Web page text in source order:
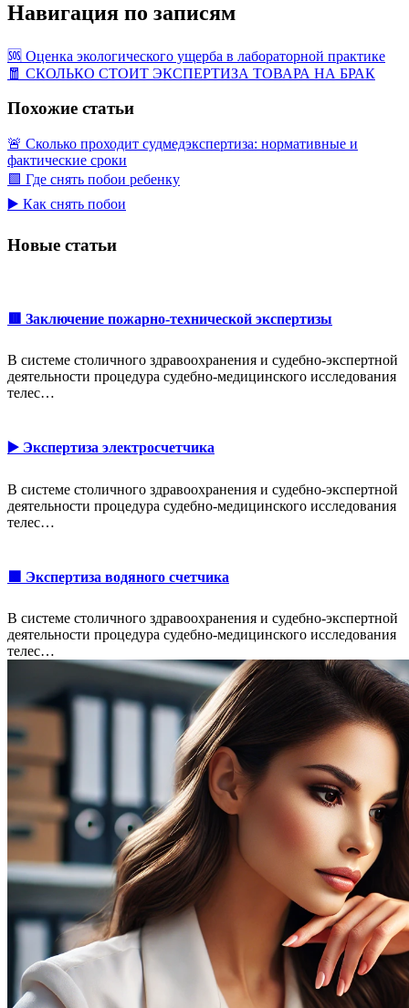
Навигация по записям
🆘 Оценка экологического ущерба в лабораторной практике
🧧 СКОЛЬКО СТОИТ ЭКСПЕРТИЗА ТОВАРА НА БРАК
Похожие статьи
🚨 Сколько проходит судмедэкспертиза: нормативные и
фактические сроки
🟩 Где снять побои ребенку
▶️ Как снять побои
Новые статьи
🟥 Заключение пожарно-технической экспертизы
В системе столичного здравоохранения и судебно-экспертной
деятельности процедура судебно-медицинского исследования
телес…
▶️ Экспертиза электросчетчика
В системе столичного здравоохранения и судебно-экспертной
деятельности процедура судебно-медицинского исследования
телес…
🟩 Экспертиза водяного счетчика
В системе столичного здравоохранения и судебно-экспертной
деятельности процедура судебно-медицинского исследования
телес…